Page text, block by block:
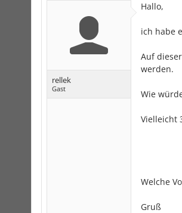
rellek
Gast
Hallo,
ich habe
Auf
werden.
Wie
Vielleicht
Welche
Gruß